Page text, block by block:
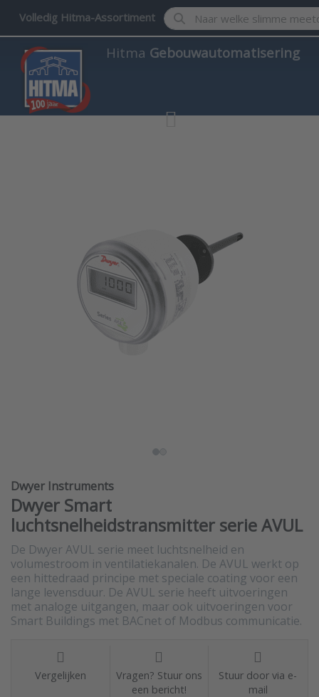
Volledig Hitma-Assortiment Enter a search term.
Hitma Gebouwautomatisering
Dwyer Instruments
Dwyer Smart
luchtsnelheidstransmitter serie AVUL
De Dwyer AVUL serie meet luchtsnelheid en
volumestroom in ventilatiekanalen. De AVUL werkt op
een hittedraad principe met speciale coating voor een
lange levensduur. De AVUL serie heeft uitvoeringen
met analoge uitgangen, maar ook uitvoeringen voor
Smart Buildings met BACnet of Modbus communicatie.
Vergelijken
Vragen? Stuur ons
een bericht!
Stuur door via e-
mail